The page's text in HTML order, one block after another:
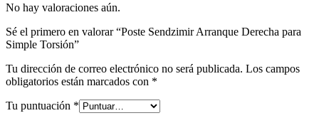
No hay valoraciones aún.
Sé el primero en valorar “Poste Sendzimir Arranque Derecha para
Simple Torsión”
Tu dirección de correo electrónico no será publicada. Los campos
obligatorios están marcados con *
Tu puntuación *